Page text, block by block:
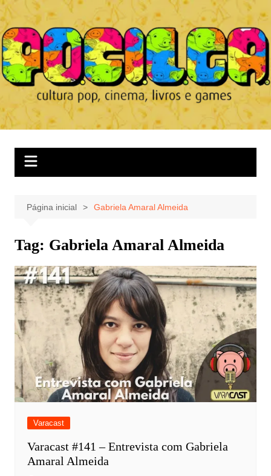
Ir
para
o
conteúdo
Página inicial Gabriela Amaral Almeida
Tag: Gabriela Amaral Almeida
Varacast
Varacast #141 – Entrevista com Gabriela
Amaral Almeida